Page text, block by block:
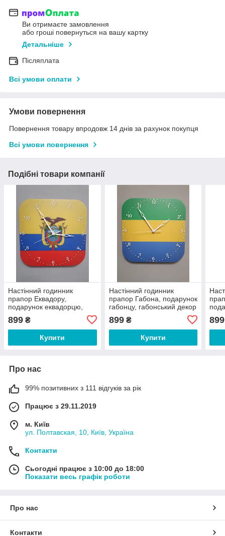
Ви отримаєте замовлення
або гроші повернуться на вашу картку
Детальніше
Післяплата
Всі умови оплати
Умови повернення
Повернення товару впродовж 14 днів за рахунок покупця
Всі умови повернення
Подібні товари компанії
Настінний годинник
прапор Еквадору,
подарунок еквадорцю,
899 ₴
Купити
Настінний годинник
прапор Габона, подарунок
габонцу, габонський декор
899₴
Купити
899
Про нас
99% позитивних з 111 відгуків за рік
Працює з 29.11.2019
м. Київ
ул. Полтавская, 10, Київ, Україна
Контакти
Сьогодні працює з 10:00 до 18:00
Показати весь графік роботи
Про нас
Контакти